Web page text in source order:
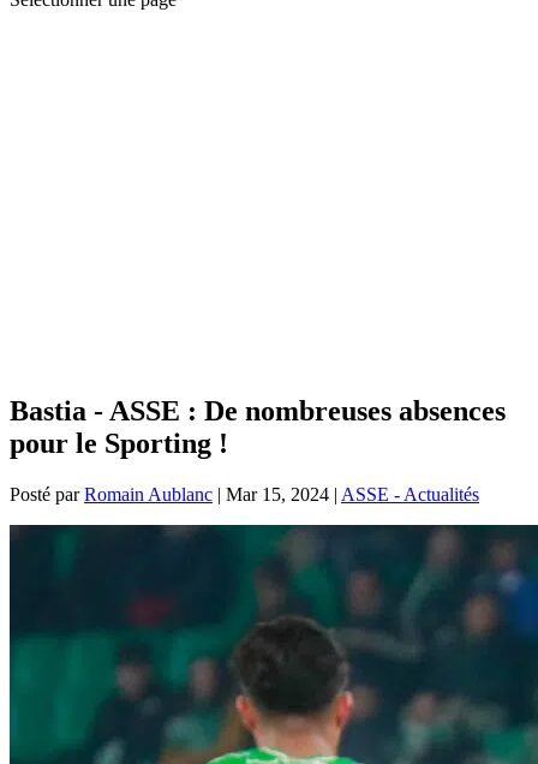
Bastia - ASSE : De nombreuses absences
pour le Sporting !
Posté parRomain Aublanc | Mar 15, 2024 | ASSE - Actualités